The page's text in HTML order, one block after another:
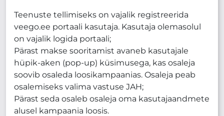
Teenuste tellimiseks on vajalik registreerida
veego.ee portaali kasutaja. Kasutaja olemasolul
on vajalik logida portaali;
Pärast makse sooritamist avaneb kasutajale
hüpik-aken (pop-up) küsimusega, kas osaleja
soovib osaleda loosikampaanias. Osaleja peab
osalemiseks valima vastuse JAH;
Pärast seda osaleb osaleja oma kasutajaandmete
alusel kampaania loosis.